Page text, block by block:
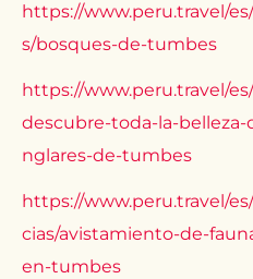
https://www.peru.travel/
s/bosques-de-tumbes
https://www.peru.travel/
descubre-toda-la-belleza-
nglares-de-tumbes
https://www.peru.travel/
cias/avistamiento-de-
en-tumbes